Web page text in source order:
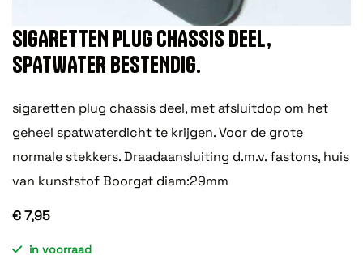
SIGARETTEN PLUG CHASSIS DEEL,
SPATWATER BESTENDIG.
sigaretten plug chassis deel, met afsluitdop om het
geheel spatwaterdicht te krijgen. Voor de grote
normale stekkers. Draadaansluiting d.m.v. fastons, huis
van kunststof Boorgat diam:29mm
€ 7,95
in voorraad